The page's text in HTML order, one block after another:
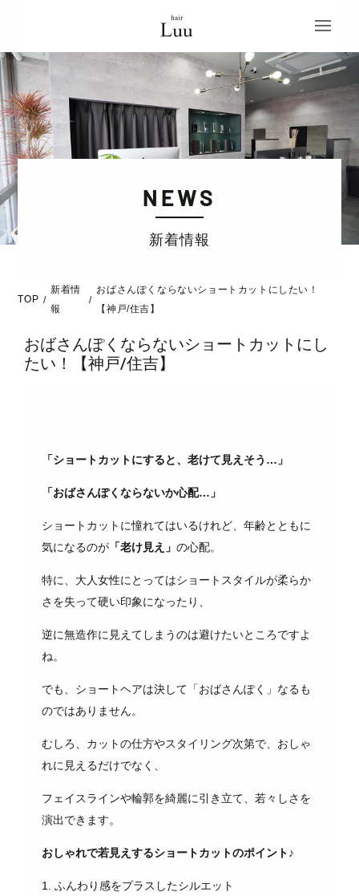
NEWS
新着情報
TOP /
新着情
報
/
おばさんぽくならないショートカットにしたい！
【神戸/住吉】
おばさんぽくならないショートカットにし
たい！【神戸/住吉】
「ショートカットにすると、老けて見えそう…」
「おばさんぽくならないか心配…」
ショートカットに憧れてはいるけれど、年齢とともに
気になるのが 「老け見え」の心配。
特に、大人女性にとってはショートスタイルが柔らか
さを失って硬い印象になったり、
逆に無造作に見えてしまうのは避けたいところですよ
ね。
でも、ショートヘアは決して「おばさんぽく」なるも
のではありません。
むしろ、カットの仕方やスタイリング次第で、おしゃ
れに見えるだけでなく、
フェイスラインや輪郭を綺麗に引き立て、若々しさを
演出できます。
おしゃれで若見えするショートカットのポイント♪
1. ふんわり感をプラスしたシルエット